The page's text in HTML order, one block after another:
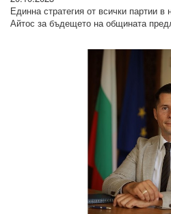
Единна стратегия от всички партии
Айтос за бъдещето на общината